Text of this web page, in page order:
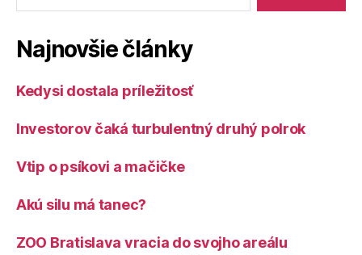
Najnovšie články
Kedysi dostala príležitosť
Investorov čaká turbulentný druhý polrok
Vtip o psíkovi a mačičke
Akú silu má tanec?
ZOO Bratislava vracia do svojho areálu